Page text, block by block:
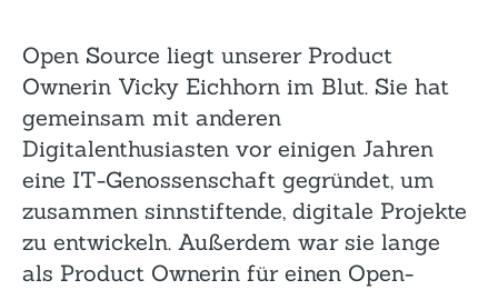
Open Source liegt unserer Product
Ownerin Vicky Eichhorn im Blut. Sie hat
gemeinsam mit anderen
Digitalenthusiasten vor einigen Jahren
eine IT-Genossenschaft gegründet, um
zusammen sinnstiftende, digitale Projekte
zu entwickeln. Außerdem war sie lange
als Product Ownerin für einen Open-